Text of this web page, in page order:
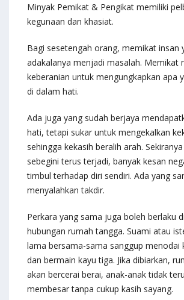
Minyak Pemikat & Pengikat memiliki
kegunaan dan khasiat.
Bagi sesetengah orang, memikat insan
adakalanya menjadi masalah. Memikat
keberanian untuk mengungkapkan apa
di dalam hati.
Ada juga yang sudah berjaya
hati, tetapi sukar untuk mengekalkan
sehingga kekasih beralih arah.
sebegini terus terjadi, banyak kesan
timbul terhadap diri sendiri. Ada yang
menyalahkan takdir.
Perkara yang sama juga boleh berlaku
hubungan rumah tangga. Suami atau
lama bersama-sama sanggup menodai
dan bermain kayu tiga. Jika dibiarkan,
akan bercerai berai, anak-anak tidak
membesar tanpa cukup kasih sayang.